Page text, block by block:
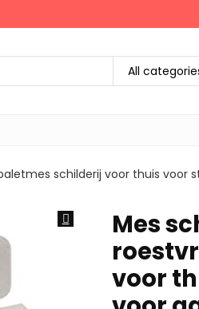
All
schilderij voor thuis voor
Mes
voor